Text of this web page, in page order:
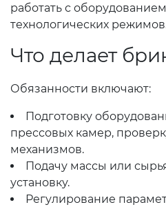
работать с
технологических
Что делает
Обязанности включают:
Подготовку
прессовых камер,
механизмов.
Подачу массы или
установку.
Регулирование